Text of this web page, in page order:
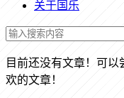
关于国乐
目前还没有文章！可
欢的文章！